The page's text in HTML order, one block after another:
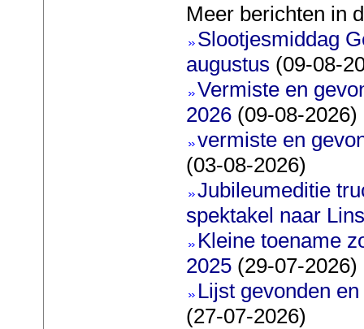
Meer berichten in
Slootjesmiddag
augustus (09-08-
Vermiste en
2026 (09-08-2026)
vermiste en
(03-08-2026)
Jubileumeditie
spektakel naar
Kleine toename
2025 (29-07-2026)
Lijst gevonden
(27-07-2026)